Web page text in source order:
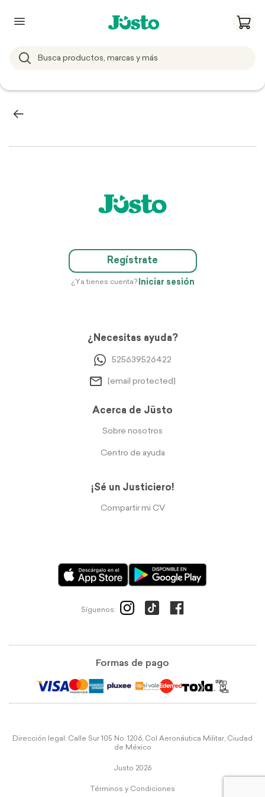
Regístrate
¿Ya tienes cuenta? Iniciar sesión
¿Necesitas ayuda?
525639526422
[email protected]
Acerca de Jüsto
Sobre nosotros
Centro de ayuda
¡Sé un Justiciero!
Compartir mi CV
Síguenos:
Formas de pago
Dirección legal: Calle Sur 105 No. 1206, Col Aeronáutica Militar, Ciudad
de México
Justo 2026
Términos y Condiciones